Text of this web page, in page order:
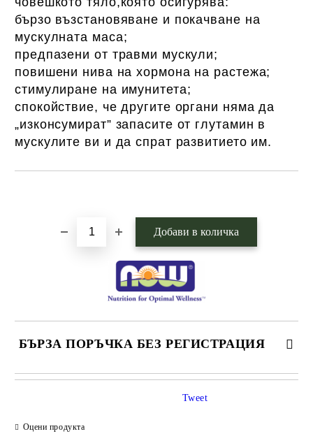
бързо възстановяване и покачване на
мускулната маса;
предпазени от травми мускули;
повишени нива на хормона на растежа;
стимулиране на имунитета;
спокойствие, че другите органи няма да
„изконсумират” запасите от глутамин в
мускулите ви и да спрат развитието им.
БЪРЗА ПОРЪЧКА БЕЗ РЕГИСТРАЦИЯ
САМО ПОПЪЛНЕТЕ 1 ПОЛЕ
Ние ще се свържем с вас в рамките на работния ден.
Оцени продукта
Tweet